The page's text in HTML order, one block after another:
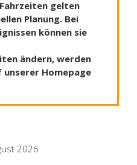
gelten
Planung. Bei
können sie
ändern, werden
Homepage
2026